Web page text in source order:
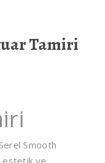
Tamiri
Smooth